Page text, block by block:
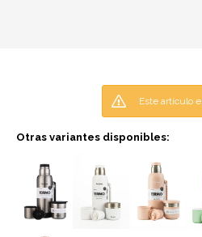
Este artículo
Otras variantes disponibles: